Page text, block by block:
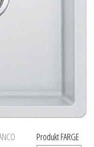
Produkt FARGE